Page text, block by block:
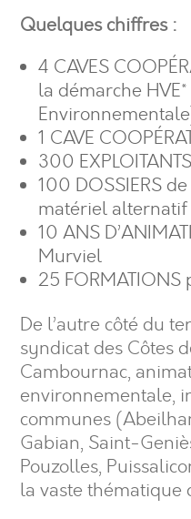
Quelques chiffres :
4 CAVES
la démarche
1 CAVE
300
100 DOSSIERS
matériel alternatif
10 ANS
Murviel
25 FORMATIONS
De l’autre côté du
syndicat des Côtes
Cambournac,
environnementale,
communes
Gabian, Saint-
Pouzolles,
la vaste thématique